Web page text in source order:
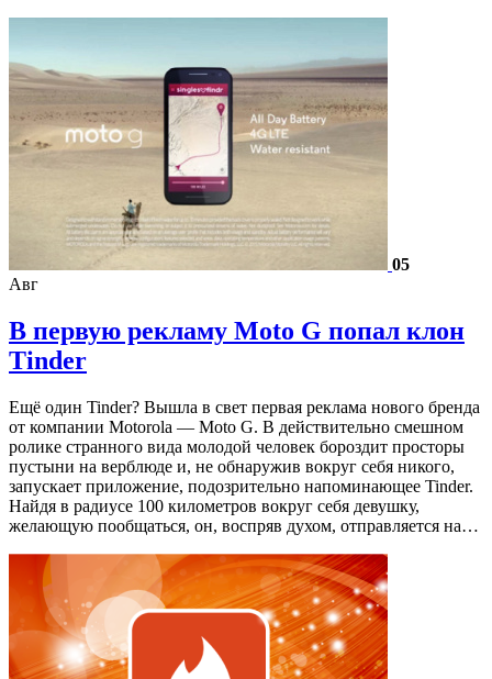
05
Авг
В первую рекламу Moto G попал клон
Tinder
Ещё один Tinder? Вышла в свет первая реклама нового бренда
от компании Motorola — Moto G. В действительно смешном
ролике странного вида молодой человек бороздит просторы
пустыни на верблюде и, не обнаружив вокруг себя никого,
запускает приложение, подозрительно напоминающее Tinder.
Найдя в радиусе 100 километров вокруг себя девушку,
желающую пообщаться, он, воспряв духом, отправляется на…